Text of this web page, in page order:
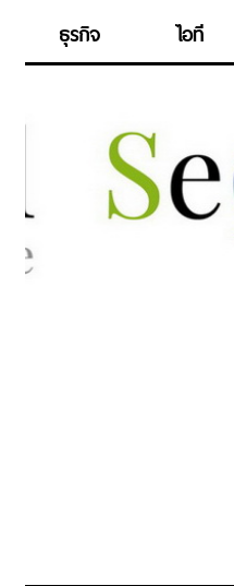
ธุรกิจ
ไอที